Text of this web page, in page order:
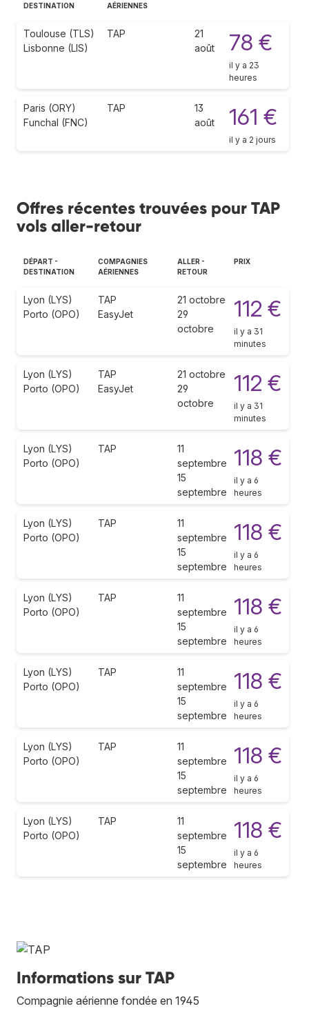
DESTINATION
AÉRIENNES
Toulouse (TLS)
Lisbonne (LIS)
TAP
21
août
78 €
il y a 23
heures
Paris (ORY)
Funchal (FNC)
TAP
13
août
161 €
il y a 2 jours
Offres récentes trouvées pour TAP
vols aller-retour
DÉPART -
DESTINATION
COMPAGNIES
AÉRIENNES
ALLER -
RETOUR
PRIX
Lyon (LYS)
Porto (OPO)
TAP
EasyJet
21 octobre
29
octobre
112 €
il y a 31
minutes
Lyon (LYS)
Porto (OPO)
TAP
EasyJet
21 octobre
29
octobre
112 €
il y a 31
minutes
Lyon (LYS)
Porto (OPO)
TAP
11
septembre
15
septembre
118 €
il y a 6
heures
Lyon (LYS)
Porto (OPO)
TAP
11
septembre
15
septembre
118 €
il y a 6
heures
Lyon (LYS)
Porto (OPO)
TAP
11
septembre
15
septembre
118 €
il y a 6
heures
Lyon (LYS)
Porto (OPO)
TAP
11
septembre
15
septembre
118 €
il y a 6
heures
Lyon (LYS)
Porto (OPO)
TAP
11
septembre
15
septembre
118 €
il y a 6
heures
Lyon (LYS)
Porto (OPO)
TAP
11
septembre
15
septembre
118 €
il y a 6
heures
Informations sur TAP
Compagnie aérienne fondée en 1945